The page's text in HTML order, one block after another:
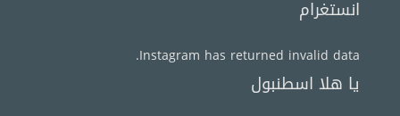
انستغرام
Instagram has returned invalid data.
يا هلا اسطنبول